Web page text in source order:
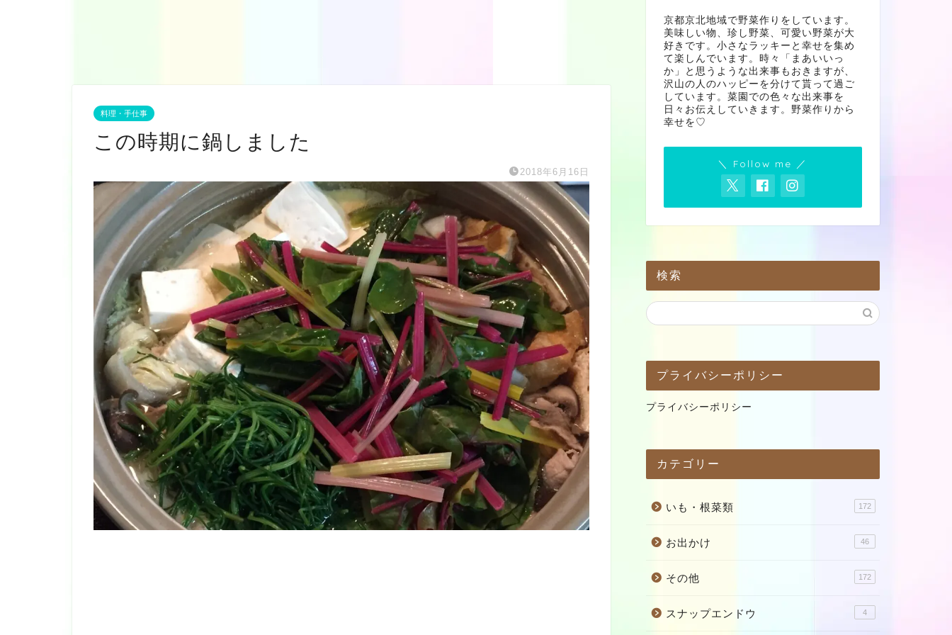
料理・手仕事
この時期に鍋しました
2018年6月16日
京都京北地域で野菜作りをしています。
美味しい物、珍し野菜、可愛い野菜が大
好きです。小さなラッキーと幸せを集め
て楽しんでいます。時々「まあいいっ
か」と思うような出来事もおきますが、
沢山の人のハッピーを分けて貰って過ご
しています。菜園での色々な出来事を
日々お伝えしていきます。野菜作りから
幸せを♡
＼ Follow me ／
検索
プライバシーポリシー
プライバシーポリシー
カテゴリー
いも・根菜類 172
お出かけ 46
その他 172
スナップエンドウ 4